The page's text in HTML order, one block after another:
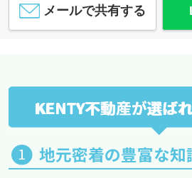
メールで共有する
KENTY不動産が選ば
地元密着の豊富な知